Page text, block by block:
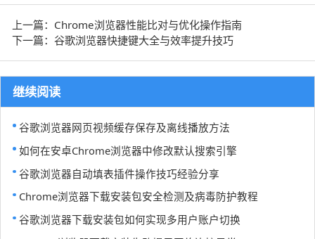
上一篇：Chrome浏览器性能比对与优化操作指南
下一篇：谷歌浏览器快捷键大全与效率提升技巧
继续阅读
谷歌浏览器网页视频缓存保存及离线播放方法
如何在安卓Chrome浏览器中修改默认搜索引擎
谷歌浏览器自动填表插件操作技巧经验分享
Chrome浏览器下载安装包安全检测及病毒防护教程
谷歌浏览器下载安装包如何实现多用户账户切换